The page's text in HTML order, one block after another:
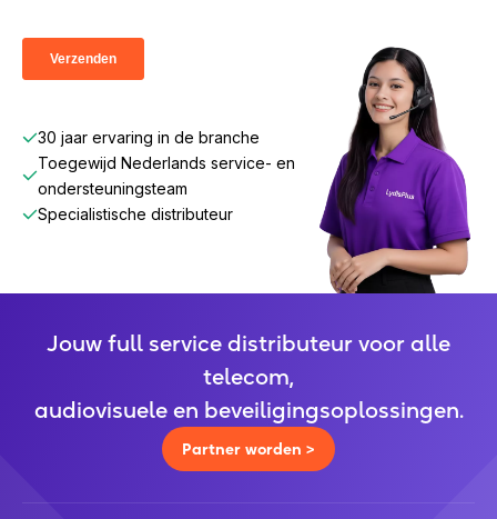
30 jaar ervaring in de branche
Toegewijd Nederlands service- en
ondersteuningsteam
Specialistische distributeur
Jouw full service distributeur voor alle
telecom,
audiovisuele en beveiligingsoplossingen.
Partner worden >